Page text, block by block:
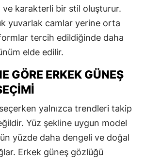
ve karakterli bir stil oluşturur.
yuvarlak camlar yerine orta
tercih edildiğinde daha
elde edilir.
GÖRE ERKEK GÜNEŞ
yalnızca trendleri takip
Yüz şekline uygun model
yüzde daha dengeli ve doğal
Erkek güneş gözlüğü